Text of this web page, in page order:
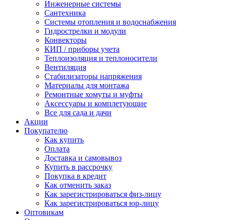
Инженерные системы
Сантехника
Системы отопления и водоснабжения
Гидрострелки и модули
Конвекторы
КИП / приборы учета
Теплоизоляция и теплоносители
Вентиляция
Стабилизаторы напряжения
Материалы для монтажа
Ремонтные хомуты и муфты
Аксессуары и комплетующие
Все для сада и дачи
Акции
Покупателю
Как купить
Оплата
Доставка и самовывоз
Купить в рассрочку
Покупка в кредит
Как отменить заказ
Как зарегистрироваться физ-лицу
Как зарегистрироваться юр-лицу
Оптовикам